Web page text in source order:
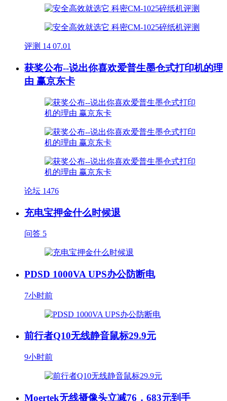
评测 14 07.01
获奖公布--说出你喜欢爱普生墨仓式打印机的理
由 赢京东卡
论坛 1476
充电宝押金什么时候退
问答 5
PDSD 1000VA UPS办公防断电
7小时前
前行者Q10无线静音鼠标29.9元
9小时前
Moertek无线摄像头立减76，683元到手